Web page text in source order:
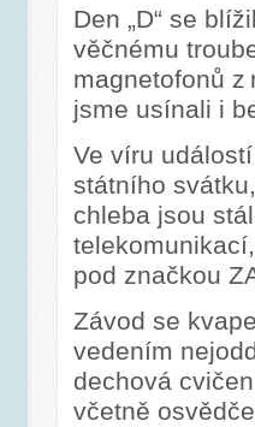
Den „D“ se
věčnému
magnetofonů
jsme usínali i
Ve víru
státního
chleba jsou
pod značkou
Závod se
vedením
dechová
včetně